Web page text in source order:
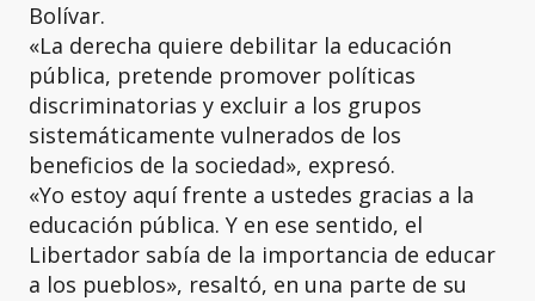
Bolívar.
«La derecha quiere debilitar la educación
pública, pretende promover políticas
discriminatorias y excluir a los grupos
sistemáticamente vulnerados de los
beneficios de la sociedad», expresó.
«Yo estoy aquí frente a ustedes gracias a la
educación pública. Y en ese sentido, el
Libertador sabía de la importancia de educar
a los pueblos», resaltó, en una parte de su